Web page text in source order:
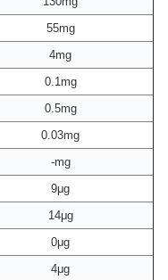
55mg
4mg
0.1mg
0.5mg
0.03mg
-mg
9μg
14μg
0μg
4μg